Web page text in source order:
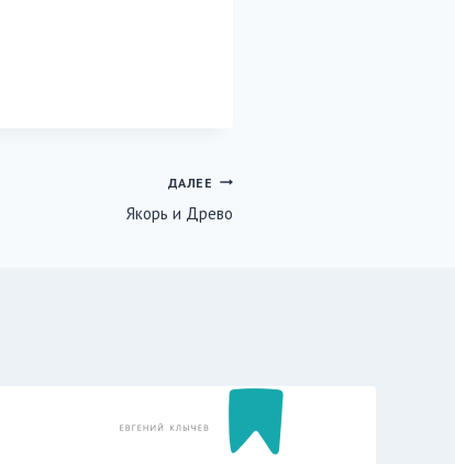
ДАЛЕЕ
Якорь и Древо